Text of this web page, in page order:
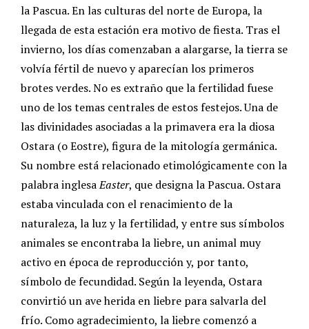
la Pascua. En las culturas del norte de Europa, la
llegada de esta estación era motivo de fiesta. Tras el
invierno, los días comenzaban a alargarse, la tierra se
volvía fértil de nuevo y aparecían los primeros
brotes verdes. No es extraño que la fertilidad fuese
uno de los temas centrales de estos festejos. Una de
las divinidades asociadas a la primavera era la diosa
Ostara (o Eostre), figura de la mitología germánica.
Su nombre está relacionado etimológicamente con la
palabra inglesaEaster, que designa la Pascua. Ostara
estaba vinculada con el renacimiento de la
naturaleza, la luz y la fertilidad, y entre sus símbolos
animales se encontraba la liebre, un animal muy
activo en época de reproducción y, por tanto,
símbolo de fecundidad. Según la leyenda, Ostara
convirtió un ave herida en liebre para salvarla del
frío. Como agradecimiento, la liebre comenzó a